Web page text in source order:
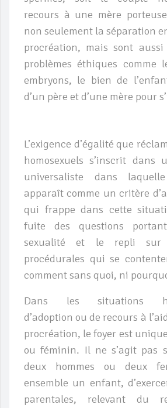
recours à une mère
non seulement la séparation
procréation, mais sont aussi
problèmes éthiques comme
embryons, le bien de
d’un père et d’une mère pour
L’exigence d’égalité que
homosexuels s’inscrit dans
universaliste dans
apparaît comme un critère
qui frappe dans cette
fuite des questions
sexualité et le repli sur
procédurales qui se
comment sans quoi, ni
Dans les situations
d’adoption ou de recours à
procréation, le foyer est
ou féminin. Il ne s’agit pas
deux hommes ou deux
ensemble un enfant,
parentales, relevant du